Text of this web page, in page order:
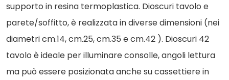
supporto in resina termoplastica. Dioscuri tavolo e
parete/soffitto, è realizzata in diverse dimensioni (nei
diametri cm.14, cm.25, cm.35 e cm.42 ). Dioscuri 42
tavolo è ideale per illuminare consolle, angoli lettura
ma può essere posizionata anche su cassettiere in